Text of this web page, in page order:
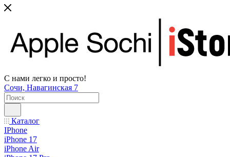
С нами легко и просто!
Сочи, Навагинская 7
Каталог
IPhone
iPhone 17
iPhone Air